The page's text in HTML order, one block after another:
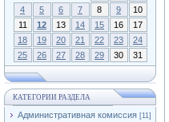
4
5 6 7 8 9
10
11
12 13 14 15 16
17
18
19 20 21 22 23
24
25
26 27 28 29 30 31
КАТЕГОРИИ РАЗДЕЛА
Административная комиссия [11]